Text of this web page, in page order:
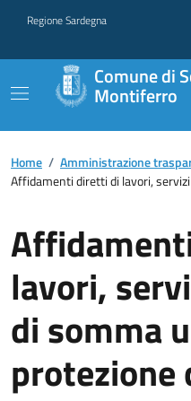
Regione Sardegna
Comune di
Montiferro
Home / Amministrazione
Affidamenti diretti di lavori, servizi
lavori,
di somma
protezione